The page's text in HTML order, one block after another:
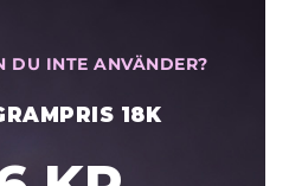
DU INTE ANVÄNDER?
18K